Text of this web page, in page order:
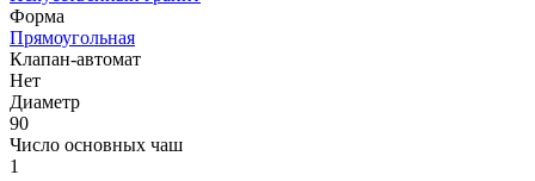
Форма
Прямоугольная
Клапан-автомат
Нет
Диаметр
90
Число основных чаш
1